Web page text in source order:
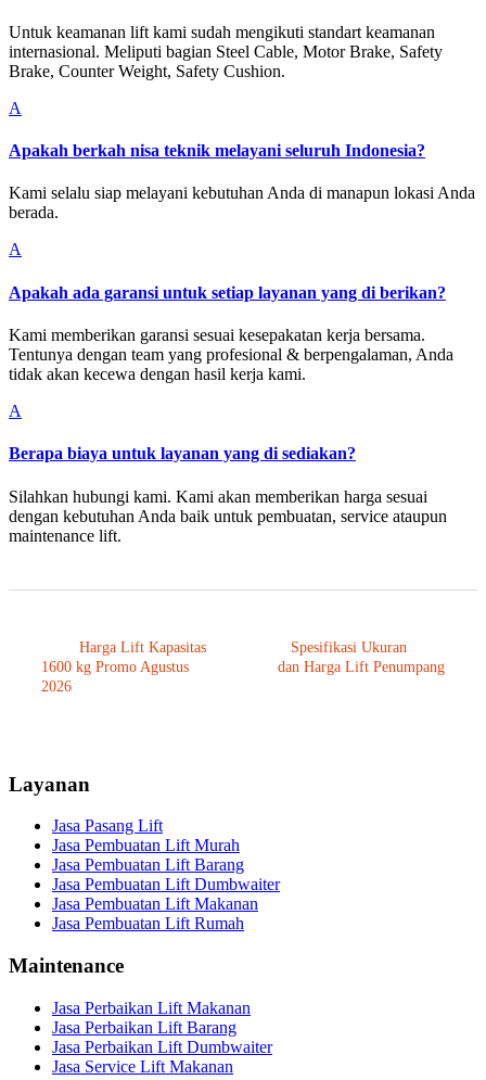
Untuk keamanan lift kami sudah mengikuti standart keamanan
internasional. Meliputi bagian Steel Cable, Motor Brake, Safety
Brake, Counter Weight, Safety Cushion.
A
Apakah berkah nisa teknik melayani seluruh Indonesia?
Kami selalu siap melayani kebutuhan Anda di manapun lokasi Anda
berada.
A
Apakah ada garansi untuk setiap layanan yang di berikan?
Kami memberikan garansi sesuai kesepakatan kerja bersama.
Tentunya dengan team yang profesional & berpengalaman, Anda
tidak akan kecewa dengan hasil kerja kami.
A
Berapa biaya untuk layanan yang di sediakan?
Silahkan hubungi kami. Kami akan memberikan harga sesuai
dengan kebutuhan Anda baik untuk pembuatan, service ataupun
maintenance lift.
Harga Lift Kapasitas
1600 kg Promo Agustus
2026
Spesifikasi Ukuran
dan Harga Lift Penumpang
Layanan
Jasa Pasang Lift
Jasa Pembuatan Lift Murah
Jasa Pembuatan Lift Barang
Jasa Pembuatan Lift Dumbwaiter
Jasa Pembuatan Lift Makanan
Jasa Pembuatan Lift Rumah
Maintenance
Jasa Perbaikan Lift Makanan
Jasa Perbaikan Lift Barang
Jasa Perbaikan Lift Dumbwaiter
Jasa Service Lift Makanan